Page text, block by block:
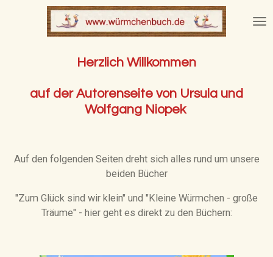
Hauptinhalt
Herzlich Willkommen
auf der Autorenseite von Ursula und
Wolfgang Niopek
Auf den folgenden Seiten dreht sich alles rund um unsere
beiden Bücher
"Zum Glück sind wir klein" und "Kleine Würmchen - große
Träume" - hier geht es direkt zu den Büchern: